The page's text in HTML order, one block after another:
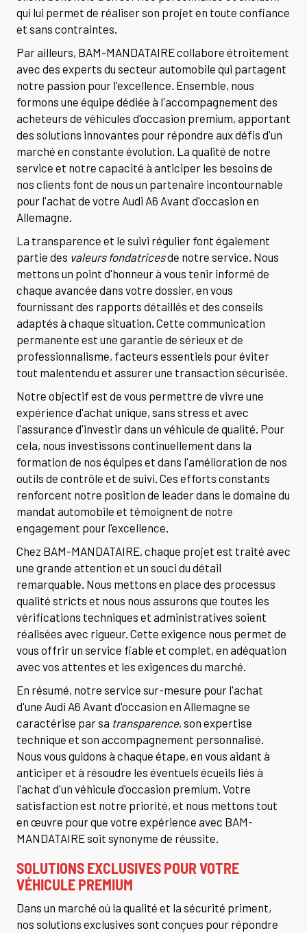
qui lui permet de réaliser son projet en toute confiance
et sans contraintes.
Par ailleurs, BAM-MANDATAIRE collabore étroitement
avec des experts du secteur automobile qui partagent
notre passion pour l'excellence. Ensemble, nous
formons une équipe dédiée à l'accompagnement des
acheteurs de véhicules d'occasion premium, apportant
des solutions innovantes pour répondre aux défis d'un
marché en constante évolution. La qualité de notre
service et notre capacité à anticiper les besoins de
nos clients font de nous un partenaire incontournable
pour l'achat de votre Audi A6 Avant d'occasion en
Allemagne.
La transparence et le suivi régulier font également
partie des valeurs fondatricesde notre service. Nous
mettons un point d'honneur à vous tenir informé de
chaque avancée dans votre dossier, en vous
fournissant des rapports détaillés et des conseils
adaptés à chaque situation. Cette communication
permanente est une garantie de sérieux et de
professionnalisme, facteurs essentiels pour éviter
tout malentendu et assurer une transaction sécurisée.
Notre objectif est de vous permettre de vivre une
expérience d'achat unique, sans stress et avec
l'assurance d'investir dans un véhicule de qualité. Pour
cela, nous investissons continuellement dans la
formation de nos équipes et dans l'amélioration de nos
outils de contrôle et de suivi. Ces efforts constants
renforcent notre position de leader dans le domaine du
mandat automobile et témoignent de notre
engagement pour l'excellence.
Chez BAM-MANDATAIRE, chaque projet est traité avec
une grande attention et un souci du détail
remarquable. Nous mettons en place des processus
qualité stricts et nous nous assurons que toutes les
vérifications techniques et administratives soient
réalisées avec rigueur. Cette exigence nous permet de
vous offrir un service fiable et complet, en adéquation
avec vos attentes et les exigences du marché.
En résumé, notre service sur-mesure pour l'achat
d'une Audi A6 Avant d'occasion en Allemagne se
caractérise par sa transparence, son expertise
technique et son accompagnement personnalisé.
Nous vous guidons à chaque étape, en vous aidant à
anticiper et à résoudre les éventuels écueils liés à
l'achat d'un véhicule d'occasion premium. Votre
satisfaction est notre priorité, et nous mettons tout
en œuvre pour que votre expérience avec BAM-
MANDATAIRE soit synonyme de réussite.
SOLUTIONS EXCLUSIVES POUR VOTRE
VÉHICULE PREMIUM
Dans un marché où la qualité et la sécurité priment,
nos solutions exclusives sont conçues pour répondre